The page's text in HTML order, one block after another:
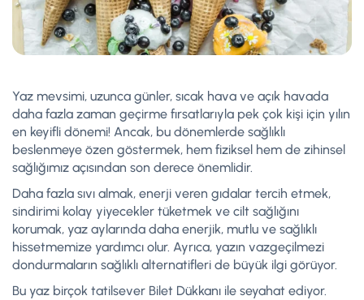
Yaz mevsimi, uzunca günler, sıcak hava ve açık havada
daha fazla zaman geçirme fırsatlarıyla pek çok kişi için yılın
en keyifli dönemi! Ancak, bu dönemlerde sağlıklı
beslenmeye özen göstermek, hem fiziksel hem de zihinsel
sağlığımız açısından son derece önemlidir.
Daha fazla sıvı almak, enerji veren gıdalar tercih etmek,
sindirimi kolay yiyecekler tüketmek ve cilt sağlığını
korumak, yaz aylarında daha enerjik, mutlu ve sağlıklı
hissetmemize yardımcı olur. Ayrıca, yazın vazgeçilmezi
dondurmaların sağlıklı alternatifleri de büyük ilgi görüyor.
Bu yaz birçok tatilsever Bilet Dükkanı ile seyahat ediyor.